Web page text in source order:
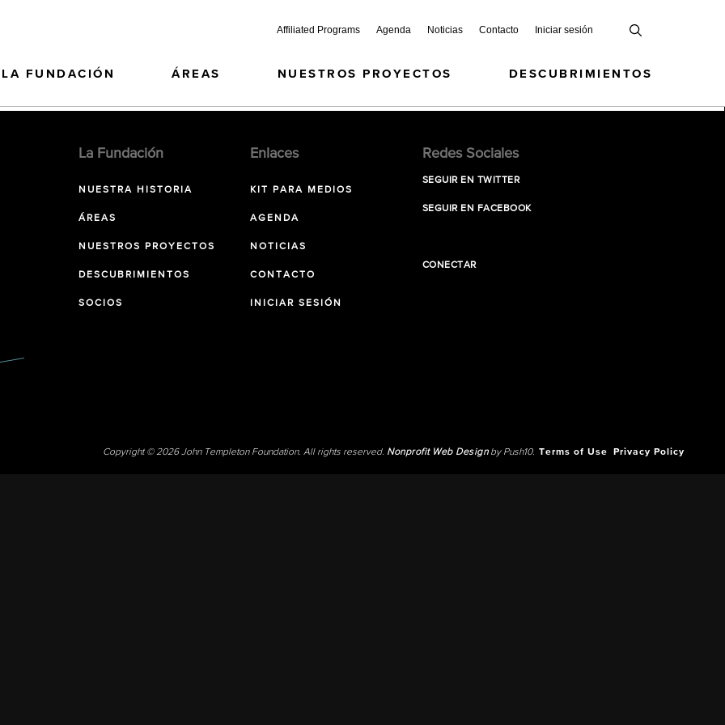
Affiliated Programs Agenda Noticias Contacto Iniciar sesión
LA FUNDACIÓN ÁREAS NUESTROS PROYECTOS DESCUBRIMIENTOS
La Fundación
NUESTRA HISTORIA
ÁREAS
NUESTROS PROYECTOS
DESCUBRIMIENTOS
SOCIOS
Enlaces
KIT PARA MEDIOS
AGENDA
NOTICIAS
CONTACTO
INICIAR SESIÓN
Redes Sociales
SEGUIR EN TWITTER
SEGUIR EN FACEBOOK
CONECTAR
Copyright © 2026 John Templeton Foundation. All rights reserved. Nonprofit Web Designby Push10. Terms of Use Privacy Policy